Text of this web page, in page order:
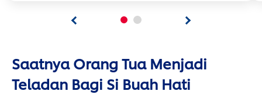
Saatnya Orang Tua Menjadi
Teladan Bagi Si Buah Hati